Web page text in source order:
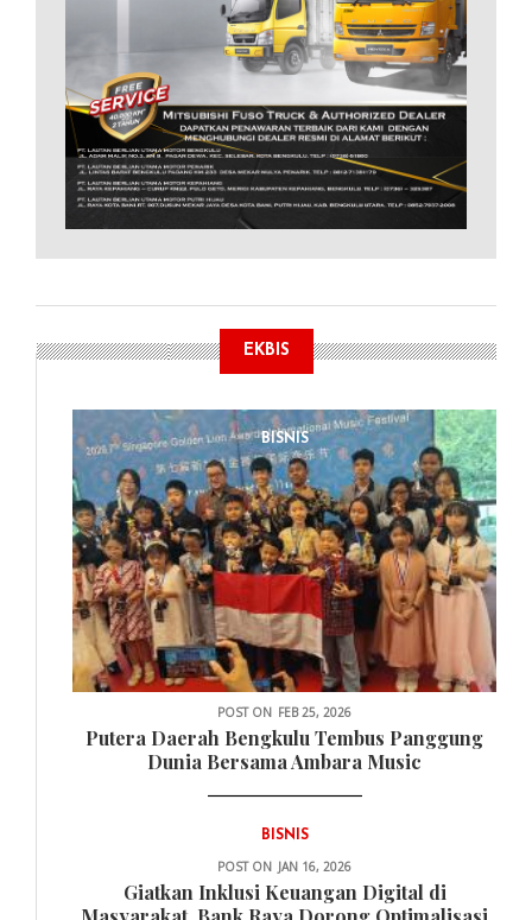
EKBIS
BISNIS
POST ON FEB 25, 2026
Putera Daerah Bengkulu Tembus Panggung
Dunia Bersama Ambara Music
BISNIS
POST ON JAN 16, 2026
Giatkan Inklusi Keuangan Digital di